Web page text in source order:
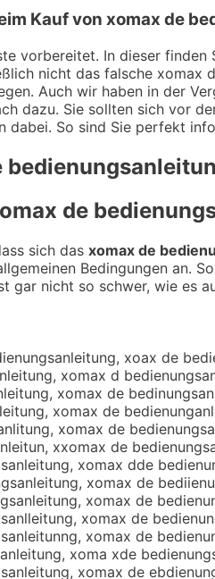
Kauf von xomax de
vorbereitet. In dieser
nicht das falsche
Auch wir haben in der
dazu. Sie sollten sich vor
dabei. So sind Sie perfekt
de
sich das xomax de
Bedingungen an.
gar nicht so schwer, wie es
x0max de bedienungsanleitung, xo ax de bedienungsanleitung, xonax de bedienungsanleitung, xohax de bedienungsanleitung, xojax de bedienungsanleitung, xokax de bedienungsanleitung, xolax de bedienungsanleitung, xomqx de bedienungsanleitung, xomwx de bedienungsanleitung, xomzx de bedienungsanleitung, xomxx de bedienungsanleitung, xomaz de bedienungsanleitung, xomaa de bedienungsanleitung, xomas de bedienungsanleitung, xomad de bedienungsanleitung, xomac de bedienungsanleitung, xomax xe bedienungsanleitung, xomax se bedienungsanleitung, xomax we bedienungsanleitung, xomax ee bedienungsanleitung, xomax re bedienungsanleitung, xomax fe bedienungsanleitung, xomax ve bedienungsanleitung, xomax ce bedienungsanleitung, xomax dw bedienungsanleitung, xomax ds bedienungsanleitung, xomax dd bedienungsanleitung, xomax df bedienungsanleitung, xomax dr bedienungsanleitung, xomax d3 bedienungsanleitung, xomax d4 bedienungsanleitung, xomax de edienungsanleitung, xomax de vedienungsanleitung, xomax de fedienungsanleitung, xomax de gedienungsanleitung, xomax de hedienungsanleitung, xomax de nedienungsanleitung, xomax de bwdienungsanleitung, xomax de bsdienungsanleitung, xomax de bddienungsanleitung, xomax de bfdienungsanleitung, xomax de brdienungsanleitung, xomax de b3dienungsanleitung, xomax de b4dienungsanleitung, xomax de bexienungsanleitung, xomax de besienungsanleitung, xomax de bewienungsanleitung, xomax de beeienungsanleitung, xomax de berienungsanleitung, xomax de befienungsanleitung, xomax de bevienungsanleitung, xomax de becienungsanleitung, xomax de beduenungsanleitung, xomax de bedjenungsanleitung, xomax de bedkenungsanleitung, xomax de bedlenungsanleitung, xomax de